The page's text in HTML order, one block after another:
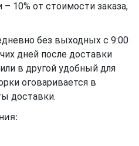
10% от стоимости заказа,
без выходных с 9:00
дней после доставки
в другой удобный для
оговаривается в
доставки.